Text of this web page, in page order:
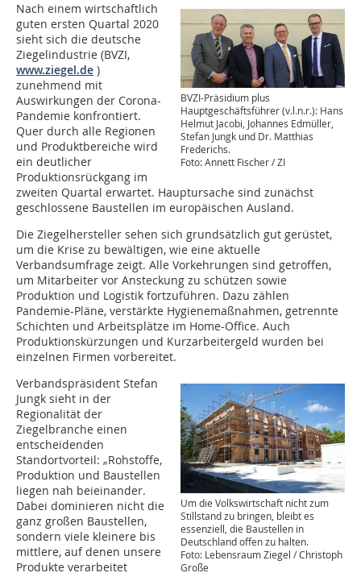
BVZI-Präsidium plus
Hauptgeschäftsführer (v.l.n.r.): Hans
Helmut Jacobi, Johannes Edmüller,
Stefan Jungk und Dr. Matthias
Frederichs.
Foto: Annett Fischer / ZI
Nach einem wirtschaftlich
guten ersten Quartal 2020
sieht sich die deutsche
Ziegelindustrie (BVZI,
www.ziegel.de )
zunehmend mit
Auswirkungen der Corona-
Pandemie konfrontiert.
Quer durch alle Regionen
und Produktbereiche wird
ein deutlicher
Produktionsrückgang im
zweiten Quartal erwartet. Hauptursache sind zunächst
geschlossene Baustellen im europäischen Ausland.
Die Ziegelhersteller sehen sich grundsätzlich gut gerüstet,
um die Krise zu bewältigen, wie eine aktuelle
Verbandsumfrage zeigt. Alle Vorkehrungen sind getroffen,
um Mitarbeiter vor Ansteckung zu schützen sowie
Produktion und Logistik fortzuführen. Dazu zählen
Pandemie-Pläne, verstärkte Hygienemaßnahmen, getrennte
Schichten und Arbeitsplätze im Home-Office. Auch
Produktionskürzungen und Kurzarbeitergeld wurden bei
einzelnen Firmen vorbereitet.
Um die Volkswirtschaft nicht zum
Stillstand zu bringen, bleibt es
essenziell, die Baustellen in
Deutschland offen zu halten.
Foto: Lebensraum Ziegel / Christoph
Große
Verbandspräsident Stefan
Jungk sieht in der
Regionalität der
Ziegelbranche einen
entscheidenden
Standortvorteil: „Rohstoffe,
Produktion und Baustellen
liegen nah beieinander.
Dabei dominieren nicht die
ganz großen Baustellen,
sondern viele kleinere bis
mittlere, auf denen unsere
Produkte verarbeitet